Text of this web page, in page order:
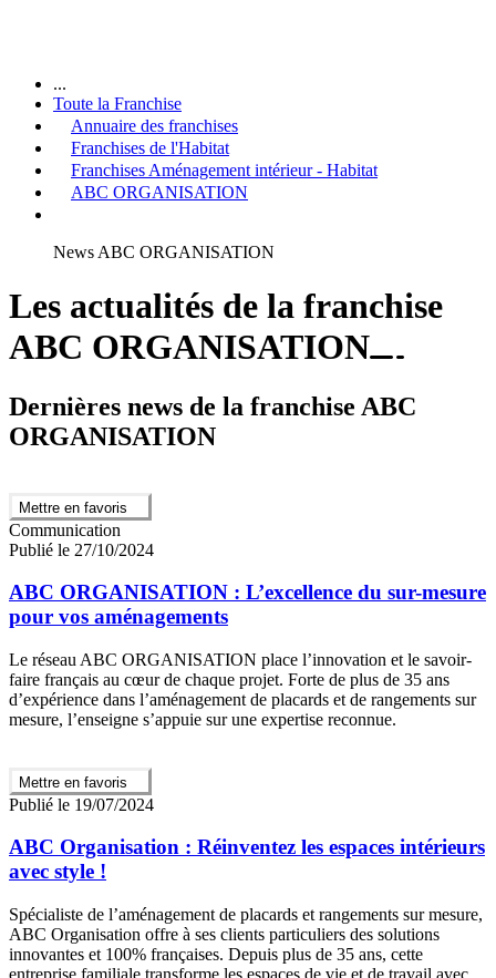
...
Toute la Franchise
Annuaire des franchises
Franchises de l'Habitat
Franchises Aménagement intérieur - Habitat
ABC ORGANISATION
News ABC ORGANISATION
Les actualités de la franchise
ABC ORGANISATION
Dernières news de la franchise ABC
ORGANISATION
Mettre en favoris
Communication
Publié le 27/10/2024
ABC ORGANISATION : L’excellence du sur-mesure
pour vos aménagements
Le réseau ABC ORGANISATION place l’innovation et le savoir-
faire français au cœur de chaque projet. Forte de plus de 35 ans
d’expérience dans l’aménagement de placards et de rangements sur
mesure, l’enseigne s’appuie sur une expertise reconnue.
Mettre en favoris
Publié le 19/07/2024
ABC Organisation : Réinventez les espaces intérieurs
avec style !
Spécialiste de l’aménagement de placards et rangements sur mesure,
ABC Organisation offre à ses clients particuliers des solutions
innovantes et 100% françaises. Depuis plus de 35 ans, cette
entreprise familiale transforme les espaces de vie et de travail avec